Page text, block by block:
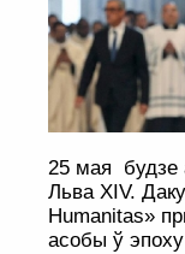
25 мая будзе
Льва XIV.
Humanitas»
асобы ў эпоху